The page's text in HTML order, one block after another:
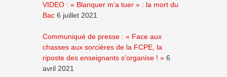
VIDEO : « Blanquer m’a tuer » : la mort du
Bac 6 juillet 2021
Communiqué de presse : « Face aux
chasses aux sorcières de la FCPE, la
riposte des enseignants s’organise ! » 6
avril 2021